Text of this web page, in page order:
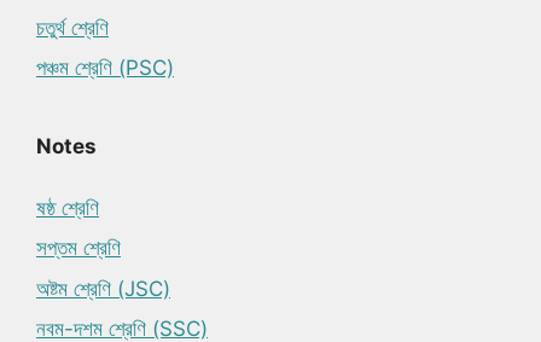
চতুর্থ শ্রেণি
পঞ্চম শ্রেণি (PSC)
Notes
ষষ্ঠ শ্রেণি
সপ্তম শ্রেণি
অষ্টম শ্রেণি (JSC)
নবম-দশম শ্রেণি (SSC)